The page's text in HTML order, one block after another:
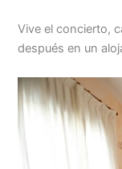
Vive el concierto,
después en un